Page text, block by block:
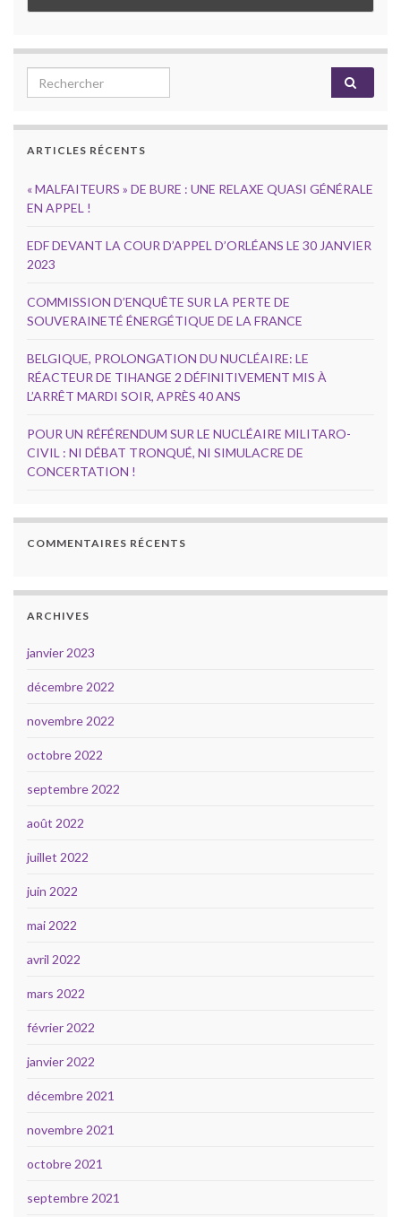
Search for:
ARTICLES RÉCENTS
« MALFAITEURS » DE BURE : UNE RELAXE QUASI GÉNÉRALE
EN APPEL !
EDF DEVANT LA COUR D’APPEL D’ORLÉANS LE 30 JANVIER
2023
COMMISSION D’ENQUÊTE SUR LA PERTE DE
SOUVERAINETÉ ÉNERGÉTIQUE DE LA FRANCE
BELGIQUE, PROLONGATION DU NUCLÉAIRE: LE
RÉACTEUR DE TIHANGE 2 DÉFINITIVEMENT MIS À
L’ARRÊT MARDI SOIR, APRÈS 40 ANS
POUR UN RÉFÉRENDUM SUR LE NUCLÉAIRE MILITARO-
CIVIL : NI DÉBAT TRONQUÉ, NI SIMULACRE DE
CONCERTATION !
COMMENTAIRES RÉCENTS
ARCHIVES
janvier 2023
décembre 2022
novembre 2022
octobre 2022
septembre 2022
août 2022
juillet 2022
juin 2022
mai 2022
avril 2022
mars 2022
février 2022
janvier 2022
décembre 2021
novembre 2021
octobre 2021
septembre 2021